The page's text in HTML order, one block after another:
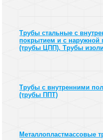
Трубы стальные с
покрытием и с наружной
(трубы ЦПП). Трубы
Трубы с внутренними
(трубы ППТ)
Металлопластмассовые